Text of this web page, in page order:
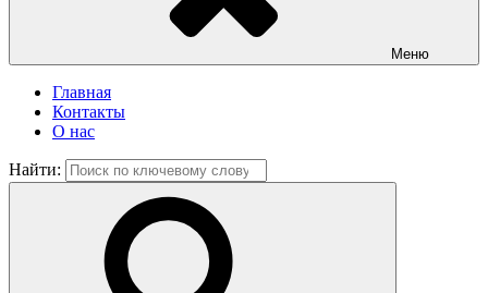
Меню
Главная
Контакты
О нас
Найти: